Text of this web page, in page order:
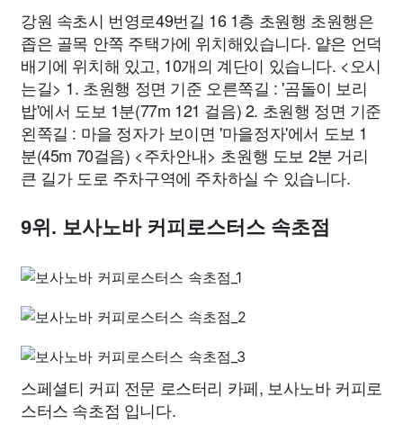
강원 속초시 번영로49번길 16 1층 초원행 초원행은
좁은 골목 안쪽 주택가에 위치해있습니다. 얕은 언덕
배기에 위치해 있고, 10개의 계단이 있습니다. <오시
는길> 1. 초원행 정면 기준 오른쪽길 : '곰돌이 보리
밥'에서 도보 1분(77m 121 걸음) 2. 초원행 정면 기준
왼쪽길 : 마을 정자가 보이면 '마을정자'에서 도보 1
분(45m 70걸음) <주차안내> 초원행 도보 2분 거리
큰 길가 도로 주차구역에 주차하실 수 있습니다.
9위. 보사노바 커피로스터스 속초점
스페셜티 커피 전문 로스터리 카페, 보사노바 커피로
스터스 속초점 입니다.